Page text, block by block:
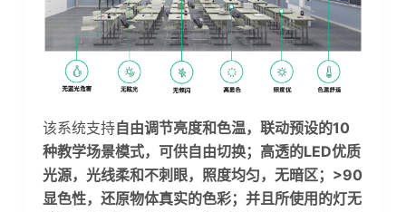
该系统支持自由调节亮度和色温，联动预设的10
种教学场景模式，可供自由切换；高透的LED优质
光源，光线柔和不刺眼，照度均匀，无暗区；>90
显色性，还原物体真实的色彩；并且所使用的灯无